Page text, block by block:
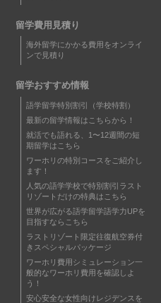
留学費用見積り
海外留学にかかる費用をオンライ
ンで見積り
留学おすすめ情報
語学留学特別割引（学校特割）
最新の留学情報はこちらから！
就活でも語れる、1〜12週間の短
期留学はこちら
ワーホリの特別コースをご紹介し
ます！
人気の語学学校で特別割引 ラスト
リゾートだけの特典はこちら
世界が広がる語学留学語学力UPを
目指すならこちら
ラストリゾート限定往復航空券付
きスペシャルパッケージ
ワーホリ費用シミュレーション一
般的なワーホリ費用を確認しよ
う！
安心安全な女性向けレジデンスを